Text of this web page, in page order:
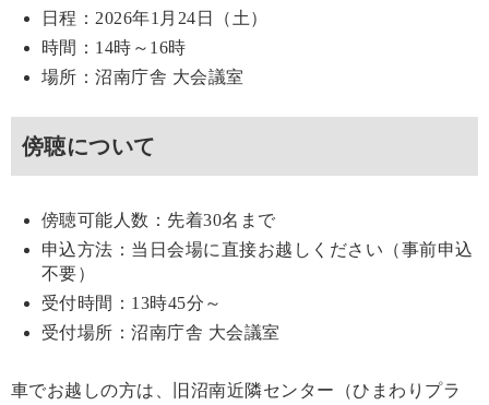
日程：2026年1月24日（土）
時間：14時～16時
場所：沼南庁舎 大会議室
傍聴について
傍聴可能人数：先着30名まで
申込方法：当日会場に直接お越しください（事前申込
不要）
受付時間：13時45分～
受付場所：沼南庁舎 大会議室
車でお越しの方は、旧沼南近隣センター（ひまわりプラ